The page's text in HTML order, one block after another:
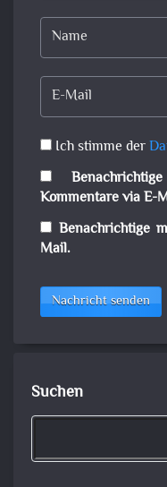
Ich stimme der
Kommentare via E-
Benachrichtige
Mail.
Nachricht senden
Suchen